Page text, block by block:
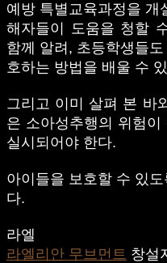
예방 특별교육과정을 개
해자들이 도움을 청할
함께 알려, 초등학생들
호하는 방법을 배울 수
그리고 이미 살펴 본 바
은 소아성추행의 위험
실시되어야 한다.
아이들을 보호할 수 있
다.
라엘
라엘리안 무브먼트 창설